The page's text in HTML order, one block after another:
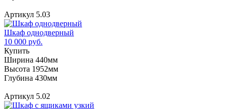
Артикул 5.03
Шкаф однодверный
10 000 руб.
Купить
Ширина 440мм
Высота 1952мм
Глубина 430мм
Артикул 5.02